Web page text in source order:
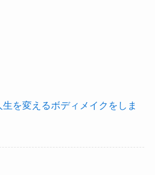
を変えるボディメイクをしま